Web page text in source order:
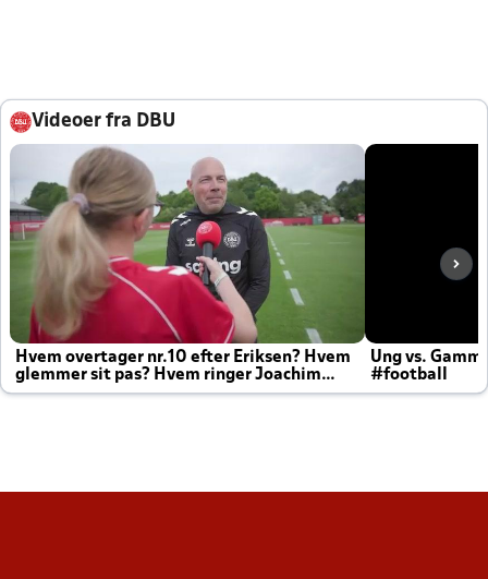
Videoer fra DBU
Hvem overtager nr.10 efter Eriksen? Hvem
glemmer sit pas? Hvem ringer Joachim
altid til efter kampe?
Ung vs.
#football